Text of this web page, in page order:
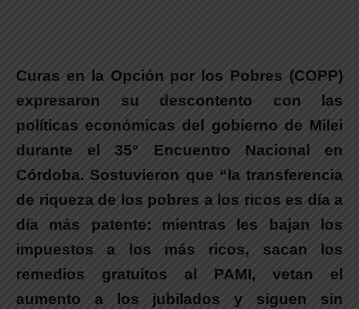
Curas en la Opción por los Pobres (COPP)
expresaron su descontento con las
políticas económicas del gobierno de Milei
durante el 35° Encuentro Nacional en
Córdoba. Sostuvieron que “la transferencia
de riqueza de los pobres a los ricos es día a
día más patente: mientras les bajan los
impuestos a los más ricos, sacan los
remedios gratuitos al PAMI, vetan el
aumento a los jubilados y siguen sin